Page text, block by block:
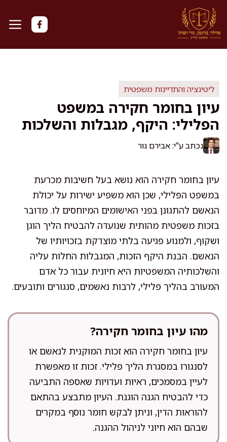
לדלג
לתוכן
ליטיגציה והתדיינות משפטית
עיון בחומר חקירה במשפט
הפלילי: היקף, מגבלות והשלכות
נכתב ע"י: אבירם גור
עיון בחומר חקירה הוא נושא בעל חשיבות מכרעת
במשפט הפלילי, שכן הוא משפיע ישירות על יכולת
הנאשם להתגונן בפני האישומים המיוחסים לו. מדובר
בזכות משפטית מהותית שנועדה להבטיח הליך הוגן
ושקוף, ולמנוע פגיעה בלתי מוצדקת בזכויותיו של
הנאשם. הבנת היקף הזכות, המגבלות החלות עליה
והשלכותיה המשפטיות היא חיונית עבור כל אדם
המעורב בהליך פלילי, לרבות נאשמים, סנגורים ותובעים.
מהו עיון בחומר חקירה?
עיון בחומר חקירה הוא זכות המוקנית לנאשם או
לסנגורו במסגרת הליך פלילי. זכות זו מאפשרת
לעיין במסמכים, ראיות ועדויות שאספה התביעה
כדי להבטיח הגנה הוגנת. העיון מתבצע בהתאם
להוראות הדין, וניתן לבקש חומר נוסף במקרים
שבהם הוא חיוני לניהול ההגנה.